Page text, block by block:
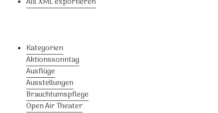
Kategorien
Aktionssonntag
Ausflüge
Ausstellungen
Brauchtumspflege
Open Air Theater